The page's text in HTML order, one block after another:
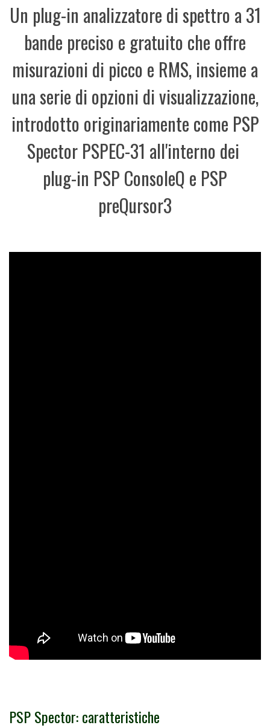
Un plug-in analizzatore di spettro a 31
bande preciso e gratuito che offre
misurazioni di picco e RMS, insieme a
una serie di opzioni di visualizzazione,
introdotto originariamente come PSP
Spector PSPEC-31 all'interno dei
plug-in PSP ConsoleQ e PSP
preQursor3
PSP Spector: caratteristiche